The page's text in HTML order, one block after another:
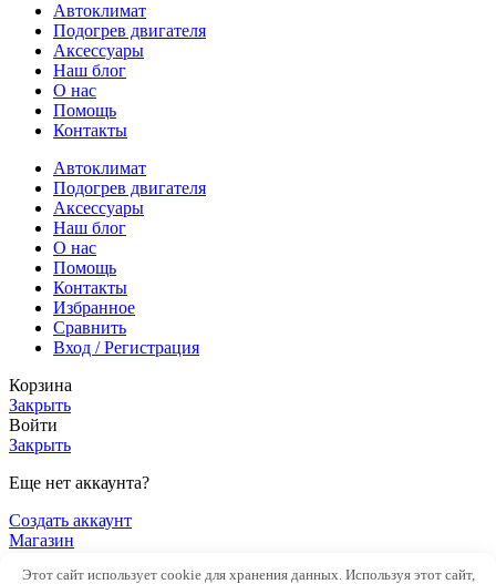
Автоклимат
Подогрев двигателя
Аксессуары
Наш блог
О нас
Помощь
Контакты
Автоклимат
Подогрев двигателя
Аксессуары
Наш блог
О нас
Помощь
Контакты
Избранное
Сравнить
Вход / Регистрация
Корзина
Закрыть
Войти
Закрыть
Еще нет аккаунта?
Создать аккаунт
Магазин
Этот сайт использует cookie для хранения данных. Используя этот сайт,